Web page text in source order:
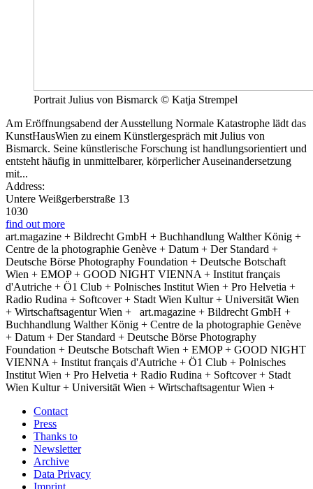
Portrait Julius von Bismarck © Katja Strempel
Am Eröffnungsabend der Ausstellung Normale Katastrophe lädt das
KunstHausWien zu einem Künstlergespräch mit Julius von
Bismarck. Seine künstlerische Forschung ist handlungsorientiert und
entsteht häufig in unmittelbarer, körperlicher Auseinandersetzung
mit...
Address:
Untere Weißgerberstraße 13
1030
find out more
art.magazine + Bildrecht GmbH + Buchhandlung Walther König +
Centre de la photographie Genève + Datum + Der Standard +
Deutsche Börse Photography Foundation + Deutsche Botschaft
Wien + EMOP + GOOD NIGHT VIENNA + Institut français
d'Autriche + Ö1 Club + Polnisches Institut Wien + Pro Helvetia +
Radio Rudina + Softcover + Stadt Wien Kultur + Universität Wien
+ Wirtschaftsagentur Wien +
art.magazine + Bildrecht GmbH +
Buchhandlung Walther König + Centre de la photographie Genève
+ Datum + Der Standard + Deutsche Börse Photography
Foundation + Deutsche Botschaft Wien + EMOP + GOOD NIGHT
VIENNA + Institut français d'Autriche + Ö1 Club + Polnisches
Institut Wien + Pro Helvetia + Radio Rudina + Softcover + Stadt
Wien Kultur + Universität Wien + Wirtschaftsagentur Wien +
Contact
Press
Thanks to
Newsletter
Archive
Data Privacy
Imprint